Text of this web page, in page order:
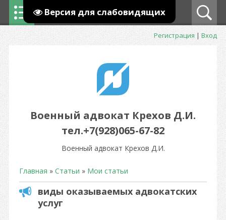
Версия для слабовидящих
Регистрация|Вход
Военный адвокат Крехов Д.И.
тел.+7(928)065-67-82
Военный адвокат Крехов Д.И.
Главная » Статьи » Мои статьи
виды оказываемых адвокатских
услуг